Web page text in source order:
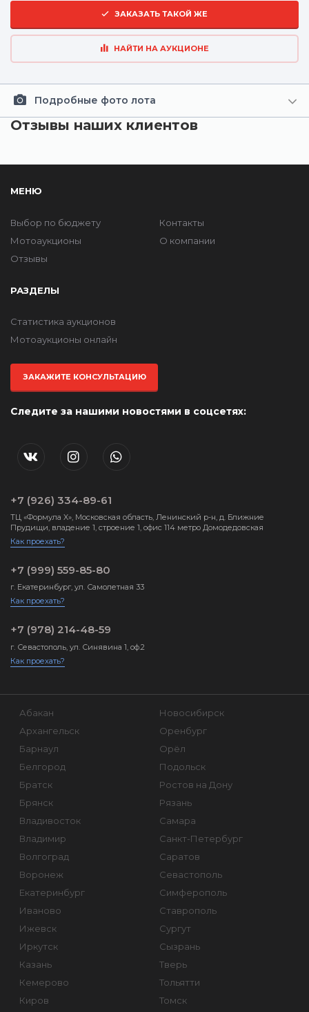
ЗАКАЗАТЬ ТАКОЙ ЖЕ
НАЙТИ НА АУКЦИОНЕ
Подробные фото лота
Отзывы наших клиентов
МЕНЮ
Выбор по бюджету
Мотоаукционы
Отзывы
Контакты
О компании
РАЗДЕЛЫ
Статистика аукционов
Мотоаукционы онлайн
ЗАКАЖИТЕ КОНСУЛЬТАЦИЮ
Следите за нашими новостями в соцсетях:
+7 (926) 334-89-61
ТЦ «Формула X», Московская область, Ленинский р-н, д. Ближние
Прудищи, владение 1, строение 1, офис 114 метро Домодедовская
Как проехать?
+7 (999) 559-85-80
г. Екатеринбург, ул. Самолетная 33
Как проехать?
+7 (978) 214-48-59
г. Севастополь, ул. Синявина 1, оф.2
Как проехать?
Абакан
Архангельск
Барнаул
Белгород
Братск
Брянск
Владивосток
Владимир
Волгоград
Воронеж
Екатеринбург
Иваново
Ижевск
Иркутск
Казань
Кемерово
Киров
Новосибирск
Оренбург
Орёл
Подольск
Ростов на Дону
Рязань
Самара
Санкт-Петербург
Саратов
Севастополь
Симферополь
Ставрополь
Сургут
Сызрань
Тверь
Тольятти
Томск